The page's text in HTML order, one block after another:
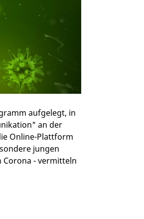
aufgelegt, in
an der
Online-Plattform
jungen
Corona - vermitteln